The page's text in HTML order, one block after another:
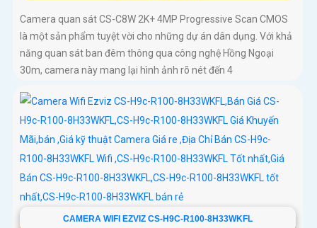
Camera quan sát CS-C8W 2K+ 4MP Progressive Scan CMOS
là một sản phẩm tuyệt vời cho những dự án dân dụng. Với khả
năng quan sát ban đêm thông qua công nghệ Hồng Ngoại
30m, camera này mang lại hình ảnh rõ nét đến 4
CAMERA WIFI EZVIZ CS-H9C-R100-8H33WKFL